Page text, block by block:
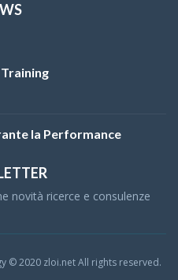
la Performance
novità ricerce e consulenze
© 2020 zloi.net All rights reserved.